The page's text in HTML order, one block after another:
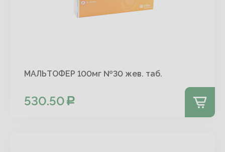
МАЛЬТОФЕР 100мг №30 жев. таб.
530.50